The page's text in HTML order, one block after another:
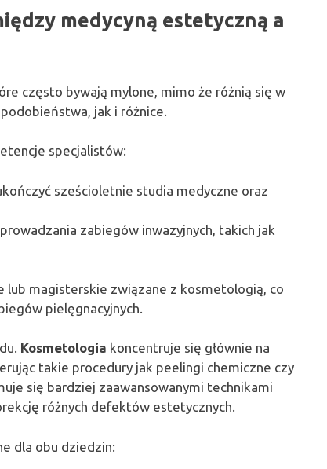
medycyną estetyczną a
często bywają mylone, mimo że różnią się w
jak i różnice.
specjalistów:
sześcioletnie studia medyczne oraz
zabiegów inwazyjnych, takich jak
magisterskie związane z kosmetologią, co
pielęgnacyjnych.
Kosmetologia koncentruje się głównie na
takie procedury jak peelingi chemiczne czy
się bardziej zaawansowanymi technikami
różnych defektów estetycznych.
dla obu dziedzin: